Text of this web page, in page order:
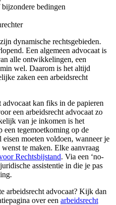
bedingen
dynamische rechtsgebieden.
Een algemeen advocaat is
alle ontwikkelingen, een
wel. Daarom is het altijd
zaken een arbeidsrecht
kan fiks in de papieren
een arbeidsrecht advocaat zo
van je inkomen is het
een tegemoetkoming op de
eisen moeten voldoen, wanneer je
te maken. Elke aanvraag
Rechtsbijstand. Via een ‘no-
assistentie in die je pas
arbeidsrecht advocaat? Kijk dan
over een arbeidsrecht